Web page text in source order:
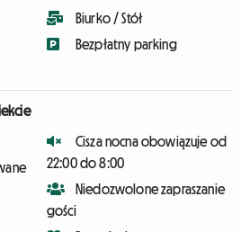
Biurko / Stół
Bezpłatny parking
Cisza nocna obowiązuje od
22:00 do 8:00
Niedozwolone zapraszanie
gości